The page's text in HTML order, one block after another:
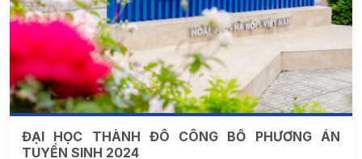
ĐẠI HỌC THÀNH ĐÔ CÔNG BỐ PHƯƠNG ÁN
TUYỂN SINH 2024